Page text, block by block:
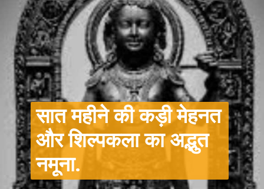
सात महीने की कड़ी मेहनत
और शिल्पकला का अद्भुत
नमूना.